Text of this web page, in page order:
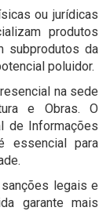
ou jurídicas
produtos
subprodutos da
poluidor.
na sede
e Obras. O
de Informações
essencial para
legais e
garante mais